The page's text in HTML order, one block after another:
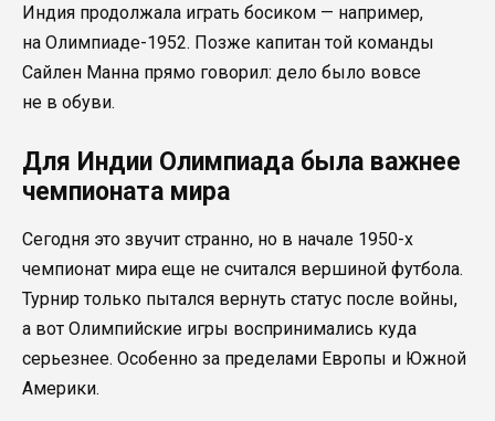
Индия продолжала играть босиком — например,
на Олимпиаде-1952. Позже капитан той команды
Сайлен Манна прямо говорил: дело было вовсе
не в обуви.
Для Индии Олимпиада была важнее
чемпионата мира
Сегодня это звучит странно, но в начале 1950-х
чемпионат мира еще не считался вершиной футбола.
Турнир только пытался вернуть статус после войны,
а вот Олимпийские игры воспринимались куда
серьезнее. Особенно за пределами Европы и Южной
Америки.